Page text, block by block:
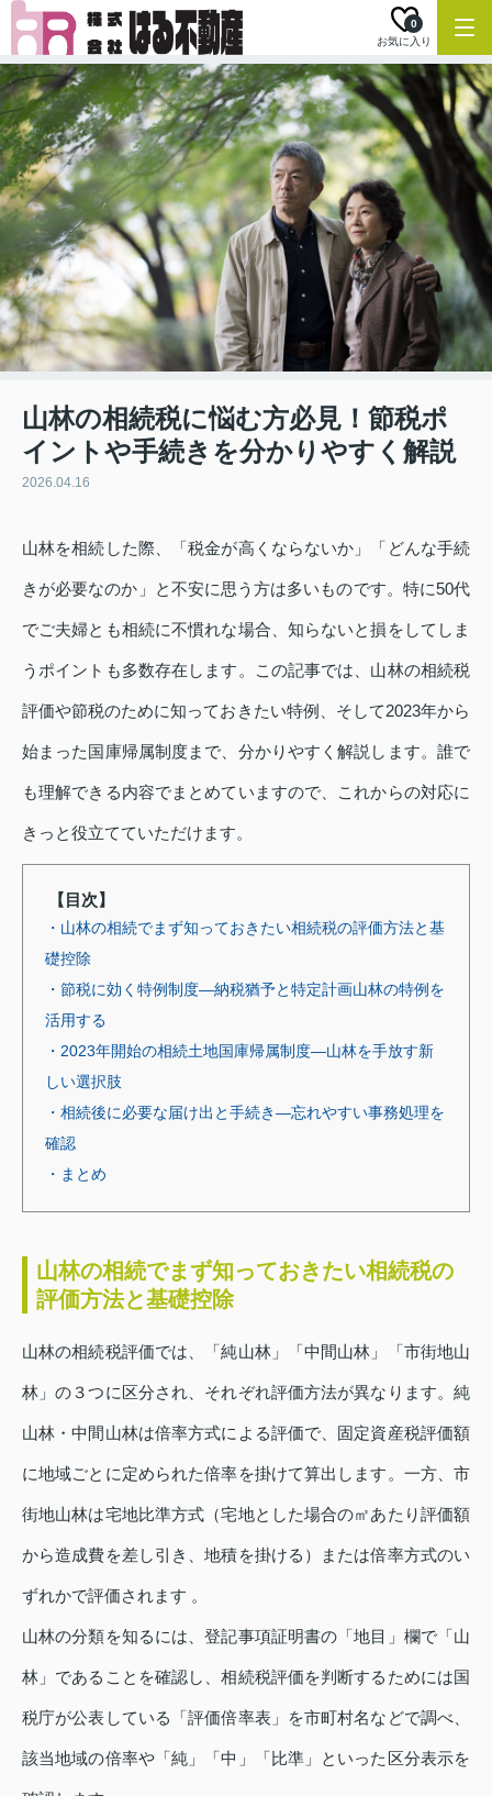
お気に入り
0
山林の相続税に悩む方必見！節税ポ
イントや手続きを分かりやすく解説
2026.04.16
山林を相続した際、「税金が高くならないか」「どんな手続
きが必要なのか」と不安に思う方は多いものです。特に50代
でご夫婦とも相続に不慣れな場合、知らないと損をしてしま
うポイントも多数存在します。この記事では、山林の相続税
評価や節税のために知っておきたい特例、そして2023年から
始まった国庫帰属制度まで、分かりやすく解説します。誰で
も理解できる内容でまとめていますので、これからの対応に
きっと役立てていただけます。
【目次】
・山林の相続でまず知っておきたい相続税の評価方法と基
礎控除
・節税に効く特例制度—納税猶予と特定計画山林の特例を
活用する
・2023年開始の相続土地国庫帰属制度—山林を手放す新
しい選択肢
・相続後に必要な届け出と手続き—忘れやすい事務処理を
確認
・まとめ
山林の相続でまず知っておきたい相続税の
評価方法と基礎控除
山林の相続税評価では、「純山林」「中間山林」「市街地山
林」の３つに区分され、それぞれ評価方法が異なります。純
山林・中間山林は倍率方式による評価で、固定資産税評価額
に地域ごとに定められた倍率を掛けて算出します。一方、市
街地山林は宅地比準方式（宅地とした場合の㎡あたり評価額
から造成費を差し引き、地積を掛ける）または倍率方式のい
ずれかで評価されます 。
山林の分類を知るには、登記事項証明書の「地目」欄で「山
林」であることを確認し、相続税評価を判断するためには国
税庁が公表している「評価倍率表」を市町村名などで調べ、
該当地域の倍率や「純」「中」「比準」といった区分表示を